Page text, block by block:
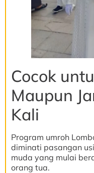
Cocok
Maupun
Kali
Program umroh
diminati pasangan
muda yang mulai
orang tua.